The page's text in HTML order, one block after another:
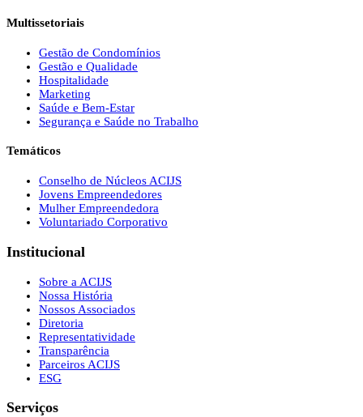
Multissetoriais
Gestão de Condomínios
Gestão e Qualidade
Hospitalidade
Marketing
Saúde e Bem-Estar
Segurança e Saúde no Trabalho
Temáticos
Conselho de Núcleos ACIJS
Jovens Empreendedores
Mulher Empreendedora
Voluntariado Corporativo
Institucional
Sobre a ACIJS
Nossa História
Nossos Associados
Diretoria
Representatividade
Transparência
Parceiros ACIJS
ESG
Serviços